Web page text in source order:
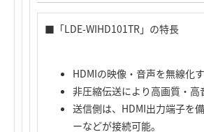
■「LDE-WIHD101TR」の特長
HDMIの映像・音声を無線化
非圧縮伝送により高画質・
送信側は、HDMI出力端子を
ーなどが接続可能。